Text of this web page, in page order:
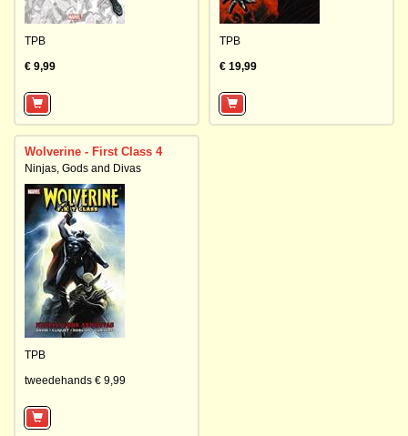
TPB
€ 9,99
TPB
€ 19,99
Wolverine - First Class 4
Ninjas, Gods and Divas
TPB
tweedehands € 9,99